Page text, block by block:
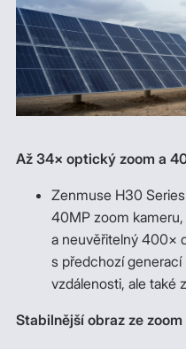
Až 34× optický zoom a
Zenmuse H30
40MP zoom
a neuvěřitelný 400×
s předchozí
vzdálenosti, ale také
Stabilnější obraz ze